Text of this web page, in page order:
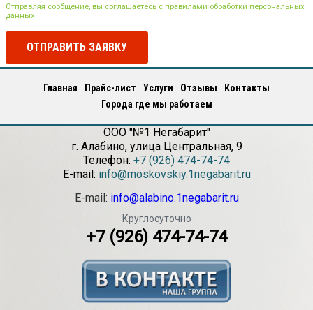
Отправляя сообщение, вы соглашаетесь с правилами обработки персональных
данных
ОТПРАВИТЬ ЗАЯВКУ
Главная Прайс-лист Услуги Отзывы
Контакты
Города где мы работаем
ООО "№1 Негабарит"
г. Алабино, улица Центральная, 9
Телефон: +7 (926) 474-74-74
E-mail: info@moskovskiy.1negabarit.ru
E-mail: info@alabino.1negabarit.ru
Круглосуточно
+7 (926) 474-74-74